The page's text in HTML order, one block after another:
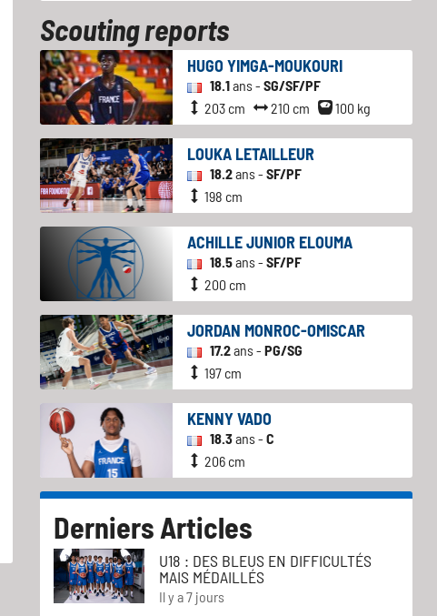
Scouting reports
HUGO YIMGA-MOUKOURI
18.1ans -SG/SF/PF
203 cm
210 cm 100 kg
LOUKA LETAILLEUR
18.2ans -SF/PF
198 cm
ACHILLE JUNIOR ELOUMA
18.5ans -SF/PF
200 cm
JORDAN MONROC-OMISCAR
17.2ans -PG/SG
197 cm
KENNY VADO
18.3ans -C
206 cm
Derniers Articles
U18 : DES BLEUS EN DIFFICULTÉS
MAIS MÉDAILLÉS
Il y a 7 jours